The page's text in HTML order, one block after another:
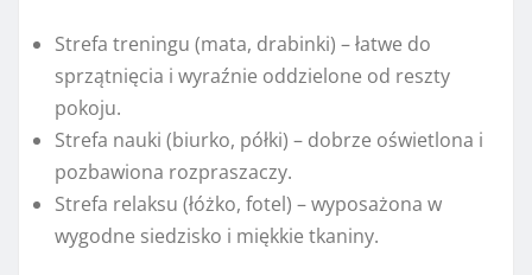
Strefa treningu (mata, drabinki) – łatwe do
sprzątnięcia i wyraźnie oddzielone od reszty
pokoju.
Strefa nauki (biurko, półki) – dobrze oświetlona i
pozbawiona rozpraszaczy.
Strefa relaksu (łóżko, fotel) – wyposażona w
wygodne siedzisko i miękkie tkaniny.